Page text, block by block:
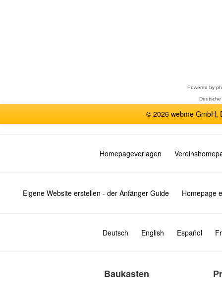
Powered by
© 2026 webme GmbH,
Homepagevorlagen
Eigene Website erstellen - der Anfänger Guide Homepage
Deutsch English Español
Baukasten